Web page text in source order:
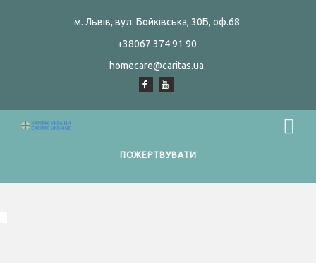
м. Львів, вул. Бойківська, 30Б, оф.68
+38067 374 91 90
homecare@caritas.ua
ПОЖЕРТВУВАТИ